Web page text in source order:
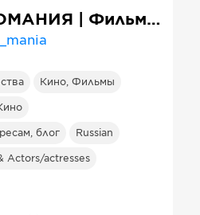
КИНОМАНИЯ | Фильмы и сериалы
Кино, Фильмы
блог Russian
Actors/actresses